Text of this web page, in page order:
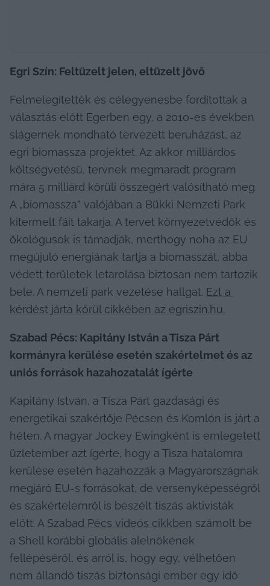
Egri Szín: Feltüzelt jelen, eltüzelt jövő
Felmelegítették és célegyenesbe fordítottak a
választás előtt Egerben egy, a 2010-es években
slágernek mondható tervezett beruházást, az
egri biomassza projektet. Az akkor milliárdos
költségvetésű, tervnek megmaradt program
mára 5 milliárd körüli összegért valósítható meg.
A „biomassza” valójában a Bükki Nemzeti Park
kitermelt fáit takarja. A tervet környezetvédők és
ökológusok is támadják, merthogy noha az EU
megújuló energiának tartja a biomasszát, abba
védett területek letarolása biztosan nem tartozik
bele. A nemzeti park vezetése hallgat. Ezt a
kérdést járta körül cikkében az egriszin.hu.
Szabad Pécs: Kapitány István a Tisza Párt
kormányra kerülése esetén szakértelmet és az
uniós források hazahozatalát ígérte
Kapitány István, a Tisza Párt gazdasági és
energetikai szakértője Pécsen és Komlón is járt a
héten. A magyar Jockey Ewingként is emlegetett
üzletember azt ígérte, hogy a Tisza hatalomra
kerülése esetén hazahozzák a Magyarországnak
megjáró EU-s forrásokat, de versenyképességről
és szakértelemről is beszélt tiszás aktivisták
előtt. A Szabad Pécs videós cikkben számolt be
a Shell korábbi globális alelnökének
fellépéséről, és arról is, hogy egy, vélhetően
nem állandó tiszás biztonsági ember egy idő